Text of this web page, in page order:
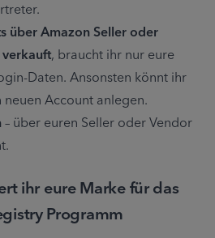
über Amazon Seller oder
, braucht ihr nur eure
Daten. Ansonsten könnt ihr
Account anlegen.
– über euren Seller oder Vendor
ihr eure Marke für das
Programm